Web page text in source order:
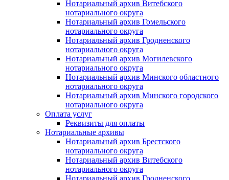
Нотариальный архив Витебского
нотариального округа
Нотариальный архив Гомельского
нотариального округа
Нотариальный архив Гродненского
нотариального округа
Нотариальный архив Могилевского
нотариального округа
Нотариальный архив Минского областного
нотариального округа
Нотариальный архив Минского городского
нотариального округа
Оплата услуг
Реквизиты для оплаты
Нотариальные архивы
Нотариальный архив Брестского
нотариального округа
Нотариальный архив Витебского
нотариального округа